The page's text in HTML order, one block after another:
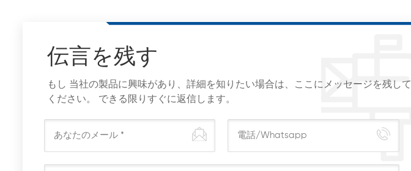
伝言を残す
もし 当社の製品に興味があり、詳細を知りたい場合は、ここにメッセージを残して
ください。 できる限りすぐに返信します。